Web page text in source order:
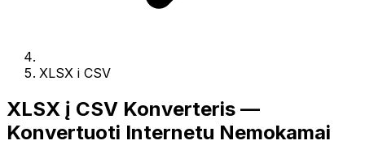
XLSX i CSV
XLSX į CSV Konverteris —
Konvertuoti Internetu Nemokamai